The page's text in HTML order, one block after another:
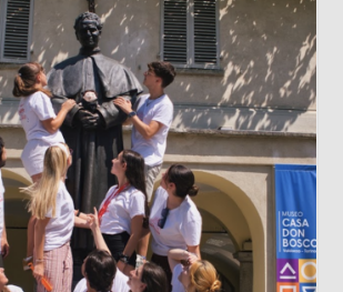
BIOMÉTRICOS: NUESTRA
EN JUEGO